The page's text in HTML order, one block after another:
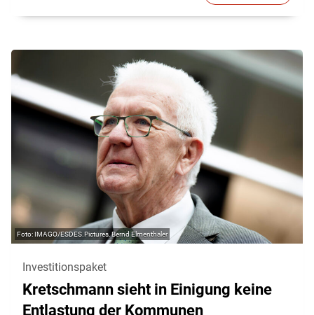
IMAGO/ESDES.Pictures, Bernd Elmenthaler
Investitionspaket
Kretschmann sieht in Einigung keine
Entlastung der Kommunen